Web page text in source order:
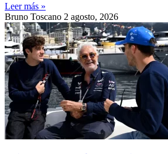
Leer más »
Bruno Toscano 2 agosto, 2026